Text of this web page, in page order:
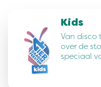
Kids
Van disco
over de
speciaal